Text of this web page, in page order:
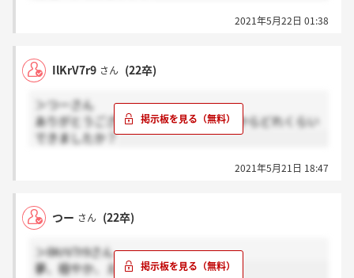
2021年5月22日 01:38
IlKrV7r9 さん (22卒)
＞つーさん
ありがとうございます！内定は受けてからどれくらい
できましたか？
2021年5月21日 18:47
つー さん (22卒)
＞IlKrV7r9さん
夢、穏やか、えぐい